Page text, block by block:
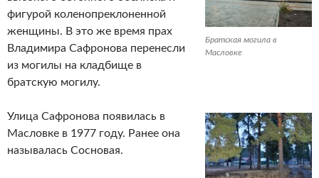
Братская могила в
Масловке
фигурой коленопреклоненной
женщины. В это же время прах
Владимира Сафронова перенесли
из могилы на кладбище в
братскую могилу.
Улица Сафронова появилась в
Масловке в 1977 году. Ранее она
называлась Сосновая.